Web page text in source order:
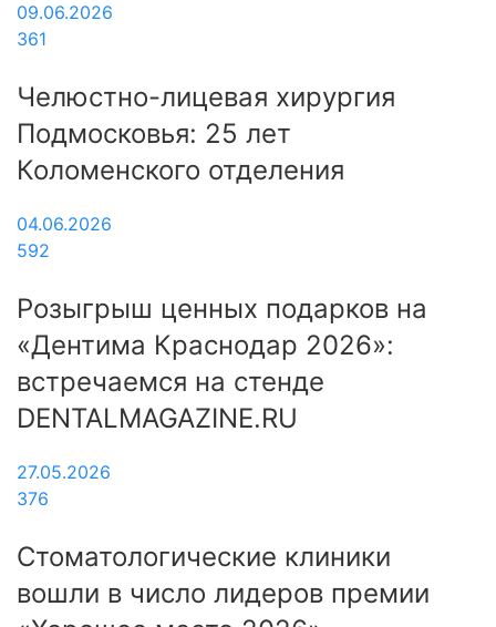
09.06.2026
361
Челюстно-лицевая хирургия
Подмосковья: 25 лет
Коломенского отделения
04.06.2026
592
Розыгрыш ценных подарков на
«Дентима Краснодар 2026»:
встречаемся на стенде
DENTALMAGAZINE.RU
27.05.2026
376
Стоматологические клиники
вошли в число лидеров премии